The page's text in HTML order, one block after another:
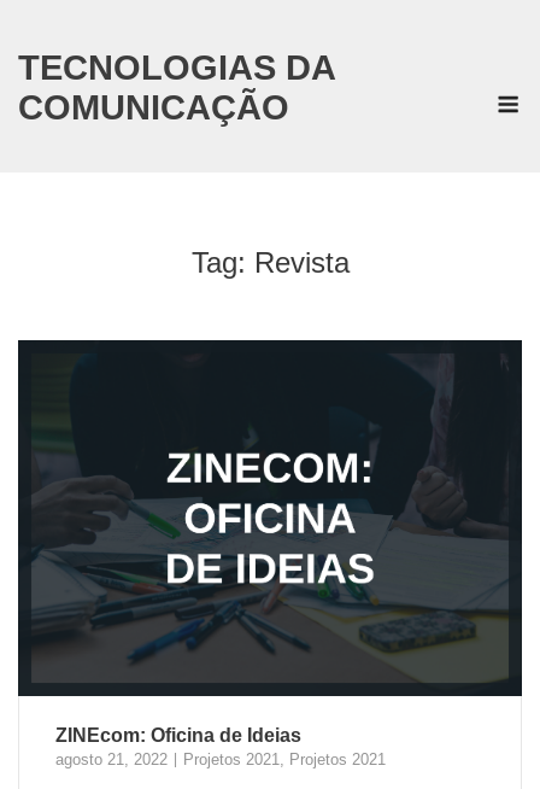
TECNOLOGIAS DA
COMUNICAÇÃO
Tag: Revista
ZINEcom: Oficina de Ideias
agosto 21, 2022 Projetos 2021, Projetos 2021